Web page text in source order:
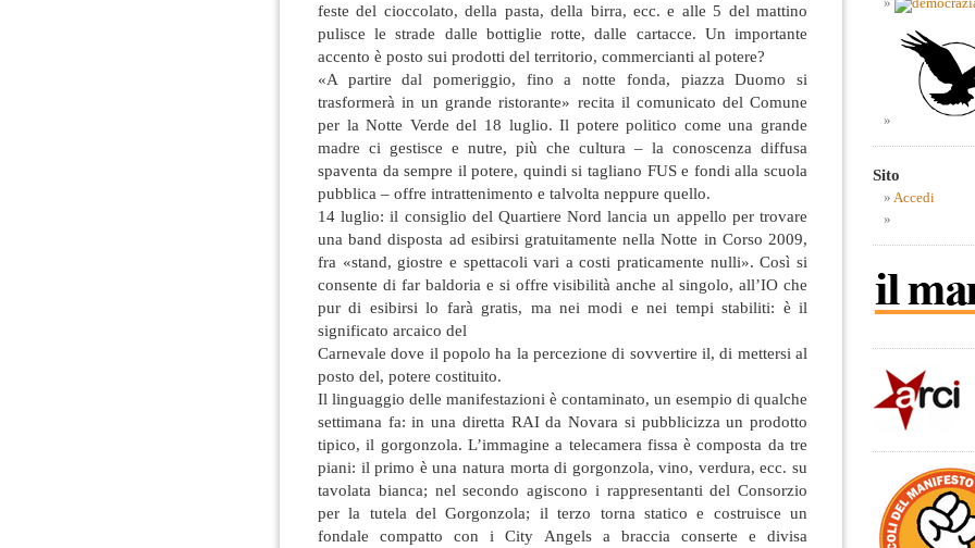
feste del cioccolato, della pasta, della birra, ecc. e alle 5 del mattino
pulisce le strade dalle bottiglie rotte, dalle cartacce. Un importante
accento è posto sui prodotti del territorio, commercianti al potere?
«A partire dal pomeriggio, fino a notte fonda, piazza Duomo si
trasformerà in un grande ristorante» recita il comunicato del Comune
per la Notte Verde del 18 luglio. Il potere politico come una grande
madre ci gestisce e nutre, più che cultura – la conoscenza diffusa
spaventa da sempre il potere, quindi si tagliano FUS e fondi alla scuola
pubblica – offre intrattenimento e talvolta neppure quello.
14 luglio: il consiglio del Quartiere Nord lancia un appello per trovare
una band disposta ad esibirsi gratuitamente nella Notte in Corso 2009,
fra «stand, giostre e spettacoli vari a costi praticamente nulli». Così si
consente di far baldoria e si offre visibilità anche al singolo, all’IO che
pur di esibirsi lo farà gratis, ma nei modi e nei tempi stabiliti: è il
significato arcaico del
Carnevale dove il popolo ha la percezione di sovvertire il, di mettersi al
posto del, potere costituito.
Il linguaggio delle manifestazioni è contaminato, un esempio di qualche
settimana fa: in una diretta RAI da Novara si pubblicizza un prodotto
tipico, il gorgonzola. L’immagine a telecamera fissa è composta da tre
piani: il primo è una natura morta di gorgonzola, vino, verdura, ecc. su
tavolata bianca; nel secondo agiscono i rappresentanti del Consorzio
per la tutela del Gorgonzola; il terzo torna statico e costruisce un
fondale compatto con i City Angels a braccia conserte e divisa
Sito
Accedi